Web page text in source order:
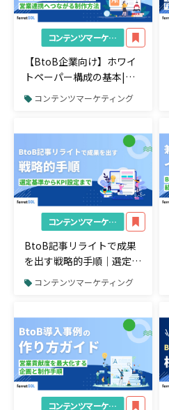
コンテンツマーケティング
【BtoB企業向け】ホワイ
トペーパー構成の基本|コ
ンテンツの役割とDL後の
コンテンツマーケティング
コンテンツマーケティング
BtoB記事リライトで成果
を出す戦略的手順｜選定基
準からKPI設定まで
コンテンツマーケティング
コンテンツマーケティング